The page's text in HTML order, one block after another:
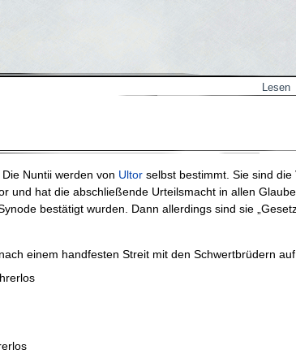
Lesen
Nuntii werden von Ultorselbst bestimmt. Sie sind die
und hat die abschließende Urteilsmacht in allen
bestätigt wurden. Dann allerdings sind sie
einem handfesten Streit mit den Schwertbrüdern